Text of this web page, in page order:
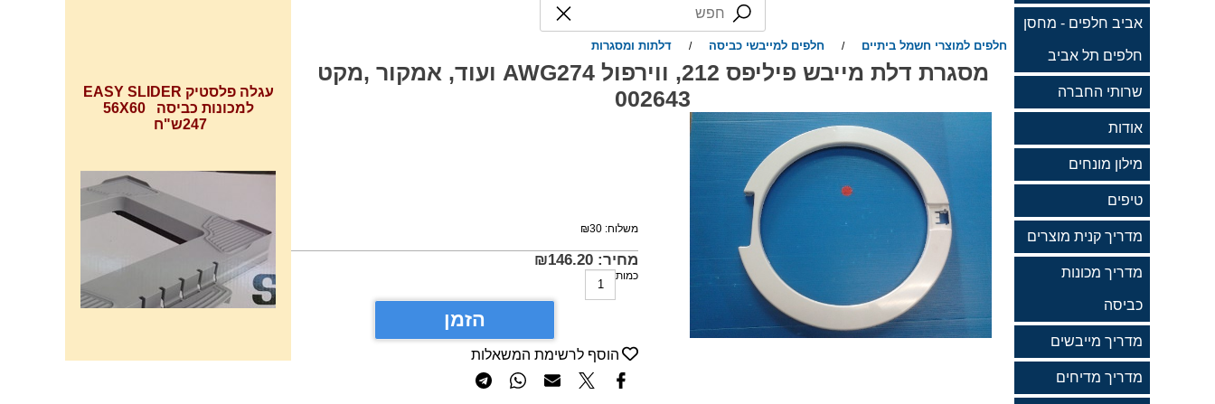
אביב חלפים - מחסן
חלפים תל אביב
שרותי החברה
אודות
מילון מונחים
טיפים
מדריך קנית מוצרים
מדריך מכונות
כביסה
מדריך מייבשים
מדריך מדיחים
חלפים למוצרי חשמל ביתיים / חלפים למייבשי כביסה / דלתות ומסגרות
מסגרת דלת מייבש פיליפס 212, ווירפול AWG274 ועוד, אמקור ,מקט
002643
משלוח: ₪30
מחיר: ₪146.20
כמות
הזמן
הוסף לרשימת המשאלות
למכונות כביסה 56X60
247ש"ח